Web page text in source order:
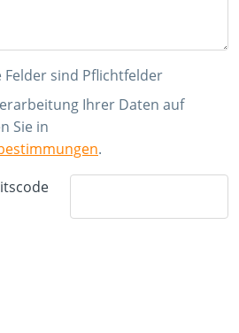
sind Pflichtfelder
Ihrer Daten auf
Sie in
.